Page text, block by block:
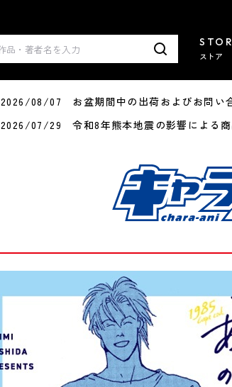
ストア
2026/08/07 お盆期間中の出荷およびお問い
2026/07/29 令和8年熊本地震の影響による商